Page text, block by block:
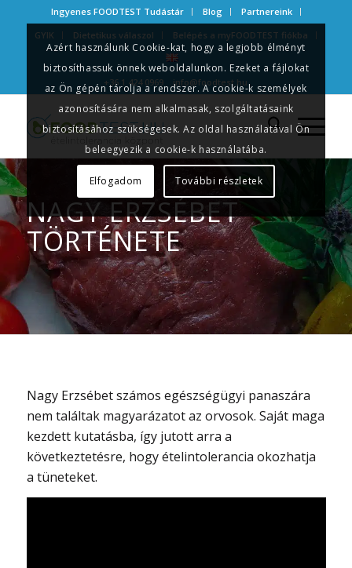
Ingyenes FOODTEST Tudástár Blog
Partnereink
GYIK
Dietetikus válaszol Belépés a myFOODTEST fiókba
+36 1 424 0969 info@foodtest.hu
NAGY ERZSÉBET
TÖRTÉNETE
Nagy Erzsébet számos egészségügyi panaszára
nem találtak magyarázatot az orvosok. Saját maga
kezdett kutatásba, így jutott arra a
következtetésre, hogy ételintolerancia okozhatja
a tüneteket.
Azért használunk Cookie-kat, hogy a legjobb élményt
biztosíthassuk önnek weboldalunkon. Ezeket a fájlokat
az Ön gépén tárolja a rendszer. A cookie-k személyek
azonosítására nem alkalmasak, szolgáltatásaink
biztosításához szükségesek. Az oldal használatával Ön
beleegyezik a cookie-k használatába.
Elfogadom További részletek